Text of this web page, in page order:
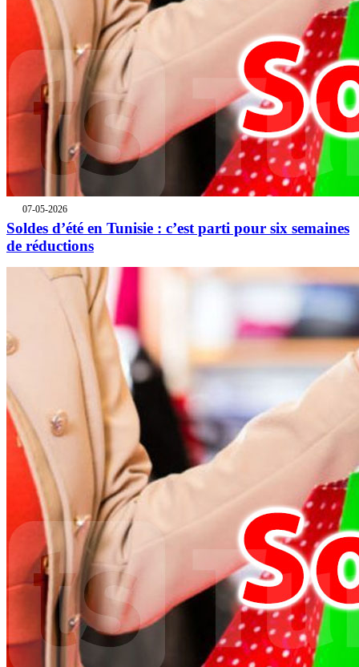
07-05-2026
Soldes d’été en Tunisie : c’est parti pour six semaines
de réductions